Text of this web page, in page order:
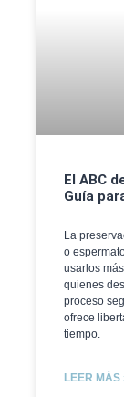
El ABC
Guía
La
o
usarlos
quienes
proceso
ofrece
tiempo.
LEER MÁS